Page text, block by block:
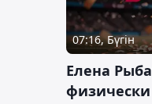
07:16, Бүгін
Елена
физически